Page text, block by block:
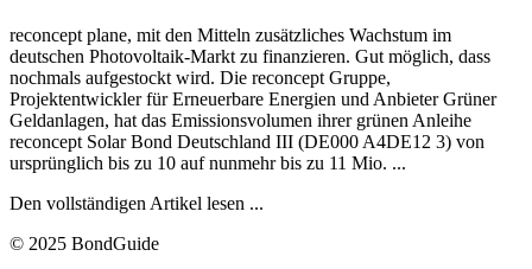
reconcept plane, mit den Mitteln zusätzliches Wachstum im
deutschen Photovoltaik-Markt zu finanzieren. Gut möglich, dass
nochmals aufgestockt wird. Die reconcept Gruppe,
Projektentwickler für Erneuerbare Energien und Anbieter Grüner
Geldanlagen, hat das Emissionsvolumen ihrer grünen Anleihe
reconcept Solar Bond Deutschland III (DE000 A4DE12 3) von
ursprünglich bis zu 10 auf nunmehr bis zu 11 Mio. ...
Den vollständigen Artikel lesen ...
© 2025 BondGuide